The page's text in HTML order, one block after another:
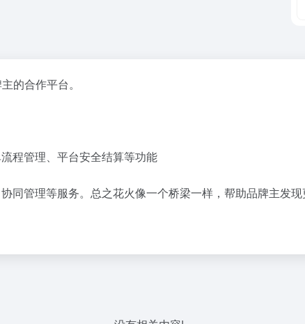
的合作平台。
程管理、平台安全结算等功能
同管理等服务。总之花火像一个桥梁一样，帮助品牌主发